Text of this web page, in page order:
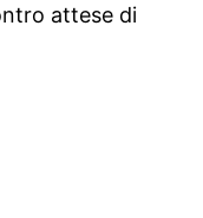
attese di